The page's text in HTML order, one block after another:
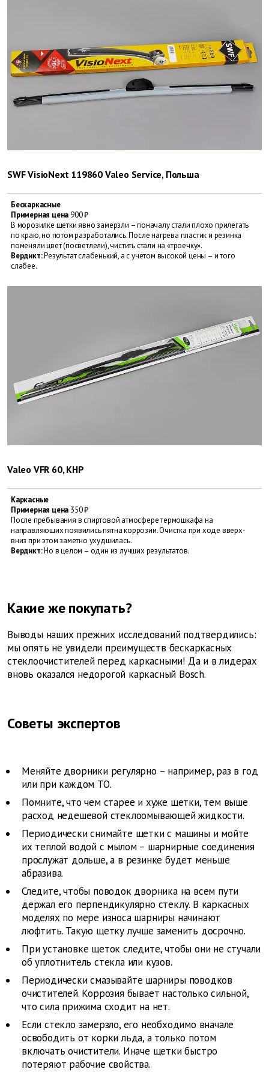
SWF VisioNext 119860 Valeo Service, Польша
Бескаркасные
Примерная цена 900 ₽
В морозилке щетки явно замерзли – поначалу стали плохо прилегать
по краю, но потом разработались. После нагрева пластик и резинка
поменяли цвет (посветлели), чистить стали на «троечку».
Вердикт:Результат слабенький, а с учетом высокой цены – и того
слабее.
Valeo VFR 60, КНР
Каркасные
Примерная цена 350 ₽
После пребывания в спиртовой атмосфере термошкафа на
направляющих появились пятна коррозии. Очистка при ходе вверх-
вниз при этом заметно ухудшилась.
Вердикт:Но в целом – один из лучших результатов.
Какие же покупать?
Выводы наших прежних исследований подтвердились:
мы опять не увидели преимуществ бескаркасных
стеклоочистителей перед каркасными! Да и в лидерах
вновь оказался недорогой каркасный Bosch.
Советы экспертов
Меняйте дворники регулярно – например, раз в год
или при каждом ТО.
Помните, что чем старее и хуже щетки, тем выше
расход недешевой стеклоомывающей жидкости.
Периодически снимайте щетки с машины и мойте
их теплой водой с мылом – шарнирные соединения
прослужат дольше, а в резинке будет меньше
абразива.
Следите, чтобы поводок дворника на всем пути
держал его перпендикулярно стеклу. В каркасных
моделях по мере износа шарниры начинают
люфтить. Такую щетку лучше заменить досрочно.
При установке щеток следите, чтобы они не стучали
об уплотнитель стекла или кузов.
Периодически смазывайте шарниры поводков
очистителей. Коррозия бывает настолько сильной,
что сила прижима сходит на нет.
Если стекло замерзло, его необходимо вначале
освободить от корки льда, а только потом
включать очистители. Иначе щетки быстро
потеряют рабочие свойства.